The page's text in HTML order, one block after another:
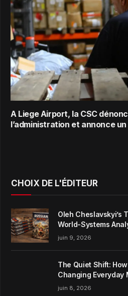
A Liege Airport, la CSC
l’administration et annonce
CHOIX DE L'ÉDITEUR
Oleh Cheslavskyi’s
World-Systems
juin 9, 2026
The Quiet Shift:
Changing Everyday
juin 8, 2026